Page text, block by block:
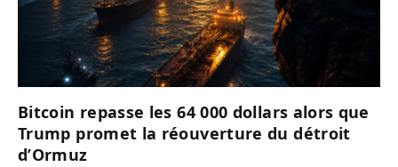
Bitcoin repasse les 64 000 dollars alors que
Trump promet la réouverture du détroit
d’Ormuz